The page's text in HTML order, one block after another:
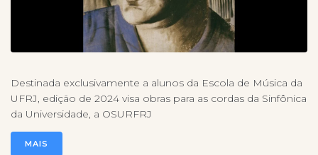
Destinada exclusivamente a alunos da Escola de Música da
UFRJ, edição de 2024 visa obras para as cordas da Sinfônica
da Universidade, a OSURFRJ
MAIS